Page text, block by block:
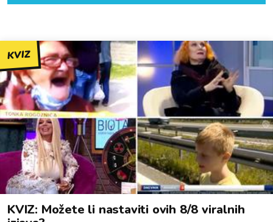
KVIZ
KVIZ: Možete li nastaviti ovih 8/8 viralnih